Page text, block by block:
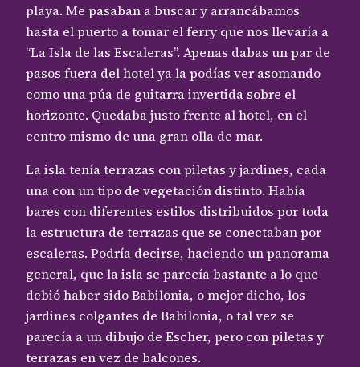
playa. Me pasaban a buscar y arrancábamos
hasta el puerto a tomar el ferry que nos llevaría a
“La Isla de las Escaleras”. Apenas dabas un par de
pasos fuera del hotel ya la podías ver asomando
como una púa de guitarra invertida sobre el
horizonte. Quedaba justo frente al hotel, en el
centro mismo de una gran olla de mar.
La isla tenía terrazas con piletas y jardines, cada
una con un tipo de vegetación distinto. Había
bares con diferentes estilos distribuidos por toda
la estructura de terrazas que se conectaban por
escaleras. Podría decirse, haciendo un panorama
general, que la isla se parecía bastante a lo que
debió haber sido Babilonia, o mejor dicho, los
jardines colgantes de Babilonia, o tal vez se
parecía a un dibujo de Escher, pero con piletas y
terrazas en vez de balcones.